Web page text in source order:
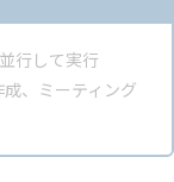
行して実行
、ミーティング